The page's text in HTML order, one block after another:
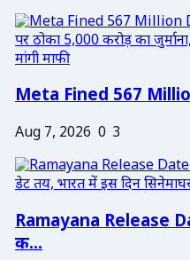
Meta Fined 567
Aug 7, 2026 0 3
Ramayana Release
क...